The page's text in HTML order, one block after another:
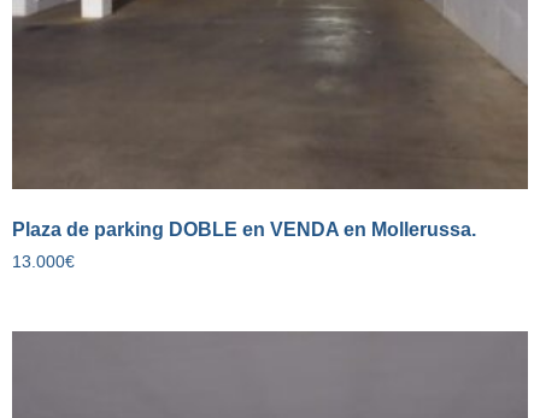
Plaza de parking DOBLE en VENDA en Mollerussa.
13.000€